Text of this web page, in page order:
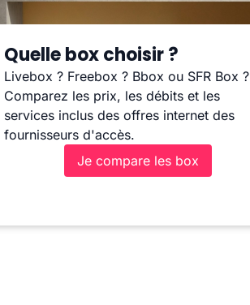
Quelle box choisir ?
Livebox ? Freebox ? Bbox ou SFR Box ?
Comparez les prix, les débits et les
services inclus des offres internet des
fournisseurs d'accès.
Je compare les box